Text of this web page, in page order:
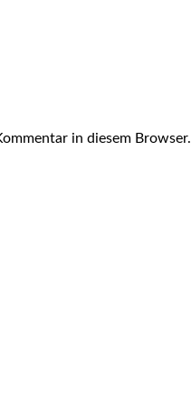
in diesem Browser.